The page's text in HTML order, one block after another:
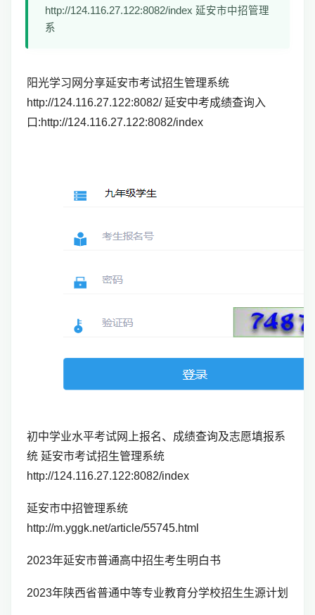
http://124.116.27.122:8082/index 延安市中招管理
系
阳光学习网分享延安市考试招生管理系统
http://124.116.27.122:8082/ 延安中考成绩查询入
口:http://124.116.27.122:8082/index
初中学业水平考试网上报名、成绩查询及志愿填报系
统 延安市考试招生管理系统
http://124.116.27.122:8082/index
延安市中招管理系统
http://m.yggk.net/article/55745.html
2023年延安市普通高中招生考生明白书
2023年陕西省普通中等专业教育分学校招生生源计划